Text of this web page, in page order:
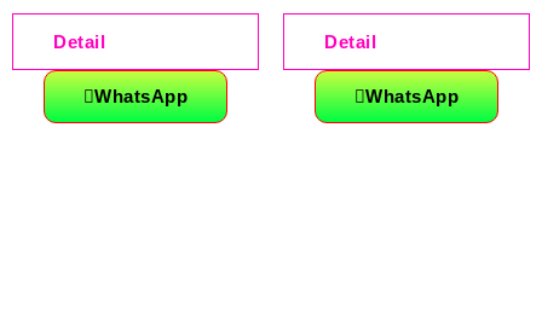
Detail
WhatsApp
Detail
WhatsApp